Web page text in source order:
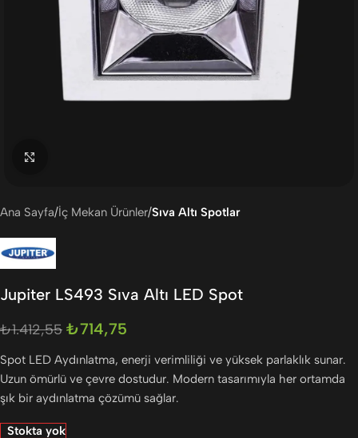
Ana Sayfa İç Mekan Ürünler Sıva Altı Spotlar
Jupiter LS493 Sıva Altı LED Spot
₺1.412,55 ₺714,75
Spot LED Aydınlatma, enerji verimliliği ve yüksek parlaklık sunar.
Uzun ömürlü ve çevre dostudur. Modern tasarımıyla her ortamda
şık bir aydınlatma çözümü sağlar.
Stokta yok